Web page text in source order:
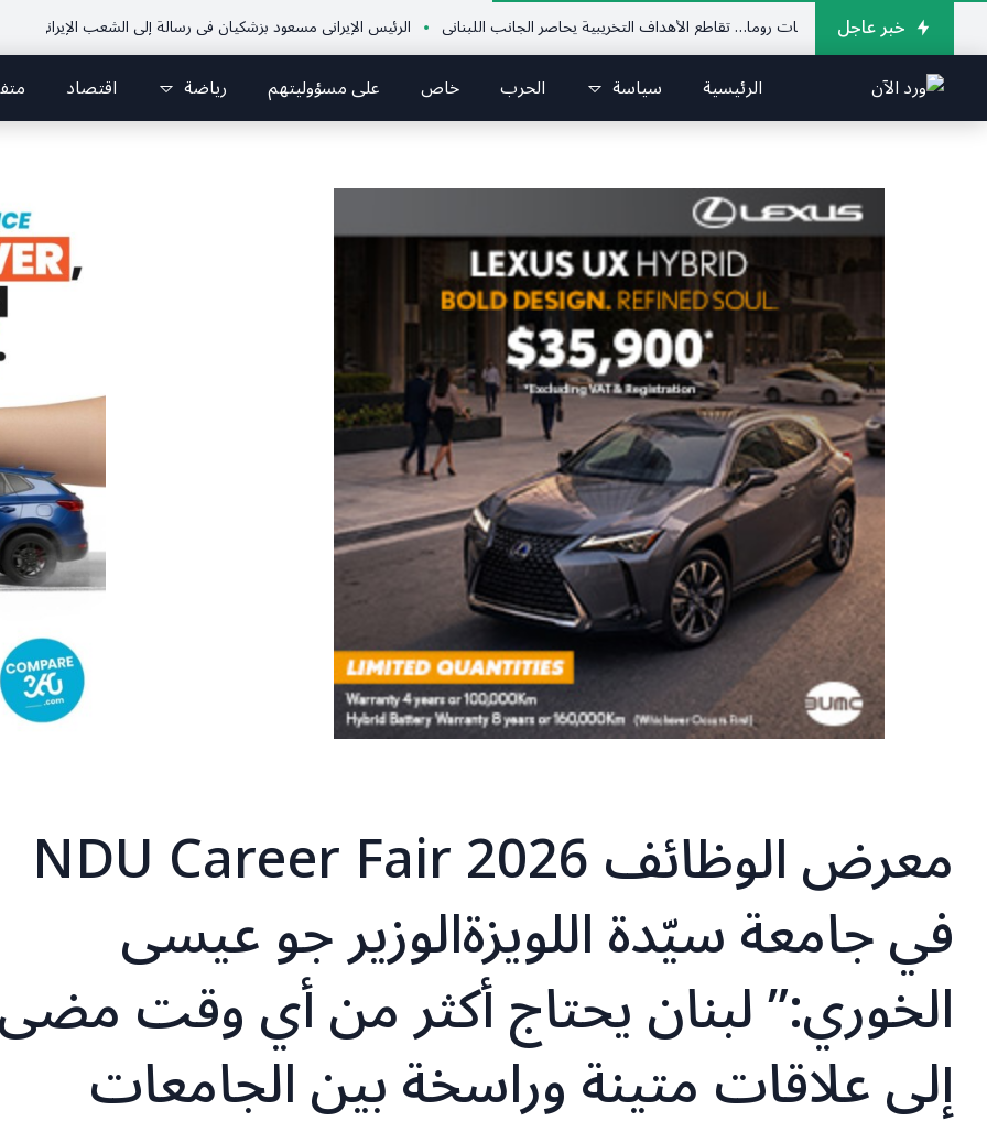
خبر عاجل
روما… تقاطع الأهداف التخريبية يحاصر الجانب اللبناني الرئيس الإيراني مسعود بزشكيان في رسالة إلى الشعب الإيراني:كل جهود العدو تتركز على
الرئيسية سياسة الحرب خاص على مسؤوليتهم رياضة اقتصاد
معرض الوظائف NDU Career Fair 2026
في جامعة سيّدة اللويزةالوزير جو عيسى
الخوري:” لبنان يحتاج أكثر من أي وقت
إلى علاقات متينة وراسخة بين الجامعات